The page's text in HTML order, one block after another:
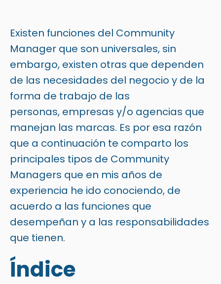
Existen funciones del Community
Manager que son universales, sin
embargo, existen otras que dependen
de las necesidades del negocio y de la
forma de trabajo de las
personas, empresas y/o agencias que
manejan las marcas. Es por esa razón
que a continuación te comparto los
principales tipos de Community
Managers que en mis años de
experiencia he ido conociendo, de
acuerdo a las funciones que
desempeñan y a las responsabilidades
que tienen.
Índice